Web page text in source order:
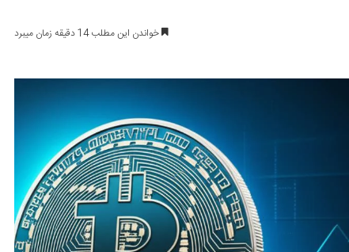
خواندن این مطلب 14 دقیقه زمان میبرد